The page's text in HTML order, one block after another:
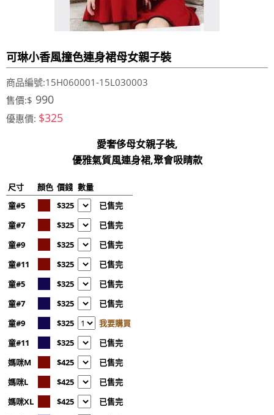
可琳小香風撞色連身裙母女親子裝
商品編號:15H060001-15L030003
售價:$ 990
優惠價: $325
愛奢侈母女親子裝,
優雅氣質風連身裙,聚會吸睛款
尺寸 顏色 價錢 數量
童#5
$325
已售完
童#7
$325
已售完
童#9
$325
已售完
童#11
$325
已售完
童#5
$325
已售完
童#7
$325
已售完
童#9
$325
我要購買
童#11
$325
已售完
媽咪M
$425
已售完
媽咪L
$425
已售完
媽咪XL
$425
已售完